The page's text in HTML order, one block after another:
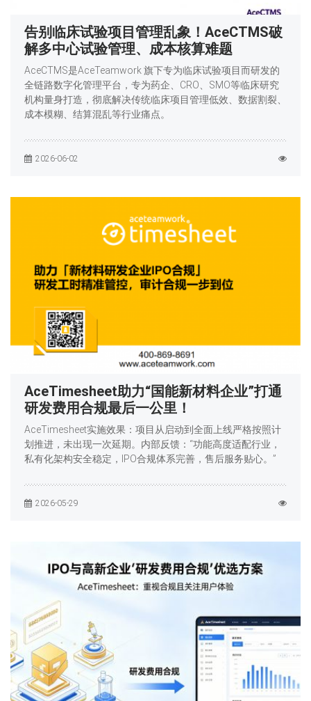
告别临床试验项目管理乱象！AceCTMS破
解多中心试验管理、成本核算难题
AceCTMS是AceTeamwork 旗下专为临床试验项目而研发的
全链路数字化管理平台，专为药企、CRO、SMO等临床研究
机构量身打造，彻底解决传统临床项目管理低效、数据割裂、
成本模糊、结算混乱等行业痛点。
2026-06-02
AceTimesheet助力“国能新材料企业”打通
研发费用合规最后一公里！
AceTimesheet实施效果：项目从启动到全面上线严格按照计
划推进，未出现一次延期。内部反馈：“功能高度适配行业，
私有化架构安全稳定，IPO合规体系完善，售后服务贴心。”
2026-05-29